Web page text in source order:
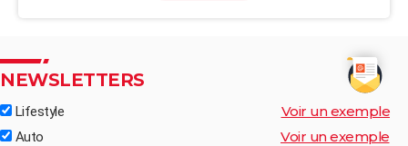
NEWSLETTERS
Lifestyle Voir un exemple
Auto Voir un exemple